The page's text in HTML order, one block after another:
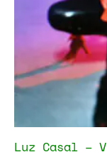
Luz Casal – V